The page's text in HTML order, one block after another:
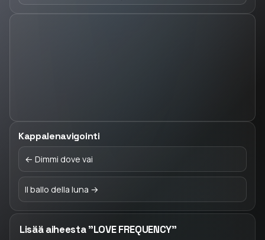
Kappalenavigointi
← Dimmi dove vai
Il ballo della luna →
Lisää aiheesta "LOVE FREQUENCY"